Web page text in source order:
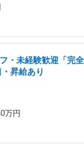
・未経験歓迎「完
昇給あり
万円